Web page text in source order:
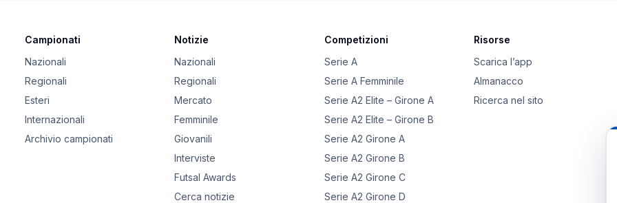
Campionati
Nazionali
Regionali
Esteri
Internazionali
Archivio campionati
Notizie
Nazionali
Regionali
Mercato
Femminile
Giovanili
Interviste
Futsal Awards
Cerca notizie
Competizioni
Serie A
Serie A Femminile
Serie A2 Elite – Girone A
Serie A2 Elite – Girone B
Serie A2 Girone A
Serie A2 Girone B
Serie A2 Girone C
Serie A2 Girone D
Risorse
Scarica l’app
Almanacco
Ricerca nel sito